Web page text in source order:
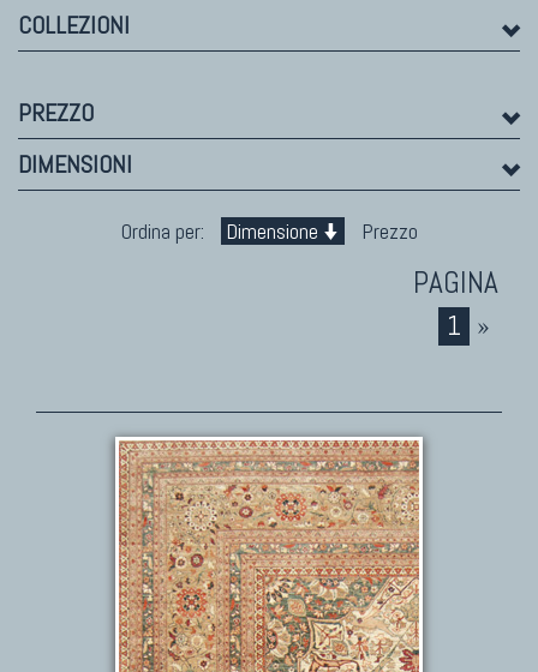
TAPPETI DI DESIGN D'ARTE
Marco Nereo Rotelli
Daniela Marchetti
Giorgio Palù
TAPPETI PERSIANI
Tappeti Persiani Antichi
Tappeti Persiani Vecchi
COLLEZIONI
PREZZO
DIMENSIONI
Ordina per: Dimensione Prezzo
1 »